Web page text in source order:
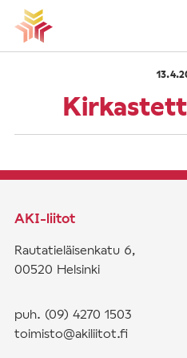
Vieritä
sisältöön
Etusivu
AKI-liitot
Rautatieläisenkatu 6,
00520 Helsinki
puh. (09) 4270 1503
toimisto@akiliitot.fi